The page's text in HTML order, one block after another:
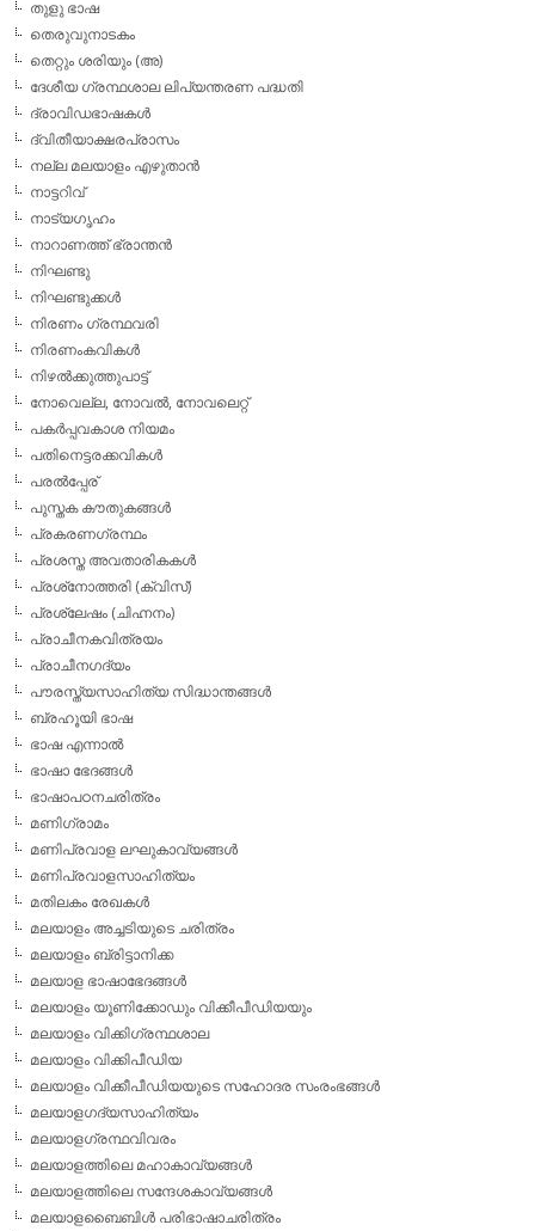
തുളു ഭാഷ
തെരുവുനാടകം
തെറ്റും ശരിയും (അ)
ദേശീയ ഗ്രന്ഥശാല ലിപ്യന്തരണ പദ്ധതി
ദ്രാവിഡഭാഷകള്‍
ദ്വിതീയാക്ഷരപ്രാസം
നല്ല മലയാളം എഴുതാന്‍
നാട്ടറിവ്
നാട്യഗൃഹം
നാറാണത്ത് ഭ്രാന്തന്‍
നിഘണ്ടു
നിഘണ്ടുക്കള്‍
നിരണം ഗ്രന്ഥവരി
നിരണംകവികള്‍
നിഴല്‍ക്കുത്തുപാട്ട്
നോവെല്ല, നോവല്‍, നോവലെറ്റ്
പകര്‍പ്പവകാശ നിയമം
പതിനെട്ടരക്കവികള്‍
പരല്‍പ്പേര്
പുസ്തക കൗതുകങ്ങള്‍
പ്രകരണഗ്രന്ഥം
പ്രശസ്ത അവതാരികകള്‍
പ്രശ്‌നോത്തരി (ക്വിസ്)
പ്രശ്ലേഷം (ചിഹ്നനം)
പ്രാചീനകവിത്രയം
പ്രാചീനഗദ്യം
പൗരസ്ത്യസാഹിത്യ സിദ്ധാന്തങ്ങള്‍
ബ്രഹൂയി ഭാഷ
ഭാഷ എന്നാല്‍
ഭാഷാ ഭേദങ്ങള്‍
ഭാഷാപഠനചരിത്രം
മണിഗ്രാമം
മണിപ്രവാള ലഘുകാവ്യങ്ങള്‍
മണിപ്രവാളസാഹിത്യം
മതിലകം രേഖകള്‍
മലയാളം അച്ചടിയുടെ ചരിത്രം
മലയാളം ബ്രിട്ടാനിക്ക
മലയാള ഭാഷാഭേദങ്ങള്‍
മലയാളം യൂണിക്കോഡും വിക്കീപീഡിയയും
മലയാളം വിക്കിഗ്രന്ഥശാല
മലയാളം വിക്കിപീഡിയ
മലയാളം വിക്കീപീഡിയയുടെ സഹോദര സംരംഭങ്ങള്‍
മലയാളഗദ്യസാഹിത്യം
മലയാളഗ്രന്ഥവിവരം
മലയാളത്തിലെ മഹാകാവ്യങ്ങള്‍
മലയാളത്തിലെ സന്ദേശകാവ്യങ്ങള്‍
മലയാളബൈബിള്‍ പരിഭാഷാചരിത്രം